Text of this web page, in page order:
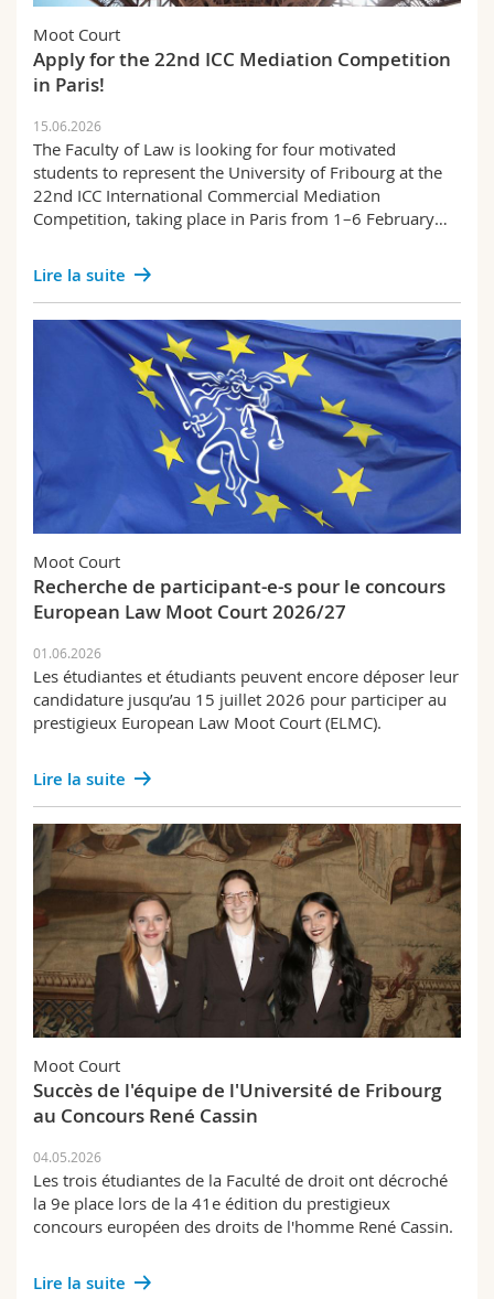
Interfacultaire
Doctorants
Programme des cours
MyUnifr
Personnel
Prix et distinctions
Recherche
Success stories
Science et société
Examens
Formation continue
Publications
Alumni IUS Frilex
Fachschaft
Moot Court
Apply for the 22nd ICC Mediation Competition
in Paris!
15.06.2026
The Faculty of Law is looking for four motivated
students to represent the University of Fribourg at the
22nd ICC International Commercial Mediation
Competition, taking place in Paris from 1–6 February…
Lire la suite
Moot Court
Recherche de participant-e-s pour le concours
European Law Moot Court 2026/27
01.06.2026
Les étudiantes et étudiants peuvent encore déposer leur
candidature jusqu’au 15 juillet 2026 pour participer au
prestigieux European Law Moot Court (ELMC).
Lire la suite
Moot Court
Succès de l'équipe de l'Université de Fribourg
au Concours René Cassin
04.05.2026
Les trois étudiantes de la Faculté de droit ont décroché
la 9e place lors de la 41e édition du prestigieux
concours européen des droits de l'homme René Cassin.
Lire la suite